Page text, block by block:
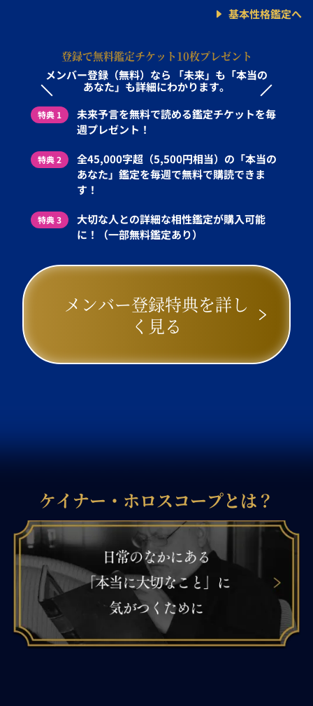
基本性格鑑定へ
登録で無料鑑定チケット10枚プレゼント
メンバー登録（無料）なら
「未来」も「本当の
あなた」も詳細にわかります。
特典 1
未来予言を無料で読める鑑定チケットを毎
週プレゼント！
特典 2
全45,000字超（5,500円相当）の「本当の
あなた」鑑定を毎週で無料で購読できま
す！
特典 3
大切な人との詳細な相性鑑定が購入可能
に！（一部無料鑑定あり）
メンバー登録特典を詳し
く見る
ケイナー・ホロスコープとは？